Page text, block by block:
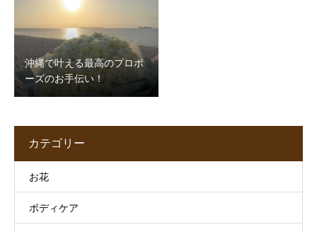
沖縄で叶える最高のプロポ
ーズのお手伝い！
カテゴリー
お花
ボディケア